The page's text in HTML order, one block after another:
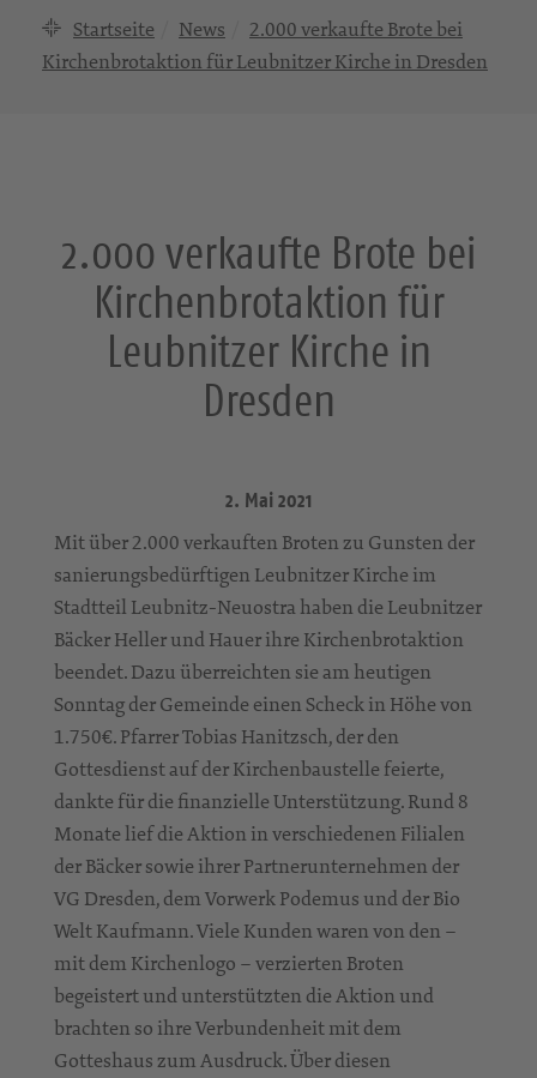
Startseite News
2.000 verkaufte Brote bei
Kirchenbrotaktion für Leubnitzer Kirche in Dresden
2.000 verkaufte Brote bei
Kirchenbrotaktion für
Leubnitzer Kirche in
Dresden
2. Mai 2021
Mit über 2.000 verkauften Broten zu Gunsten der
sanierungsbedürftigen Leubnitzer Kirche im
Stadtteil Leubnitz-Neuostra haben die Leubnitzer
Bäcker Heller und Hauer ihre Kirchenbrotaktion
beendet. Dazu überreichten sie am heutigen
Sonntag der Gemeinde einen Scheck in Höhe von
1.750€. Pfarrer Tobias Hanitzsch, der den
Gottesdienst auf der Kirchenbaustelle feierte,
dankte für die finanzielle Unterstützung. Rund 8
Monate lief die Aktion in verschiedenen Filialen
der Bäcker sowie ihrer Partnerunternehmen der
VG Dresden, dem Vorwerk Podemus und der Bio
Welt Kaufmann. Viele Kunden waren von den –
mit dem Kirchenlogo – verzierten Broten
begeistert und unterstützten die Aktion und
brachten so ihre Verbundenheit mit dem
Gotteshaus zum Ausdruck. Über diesen